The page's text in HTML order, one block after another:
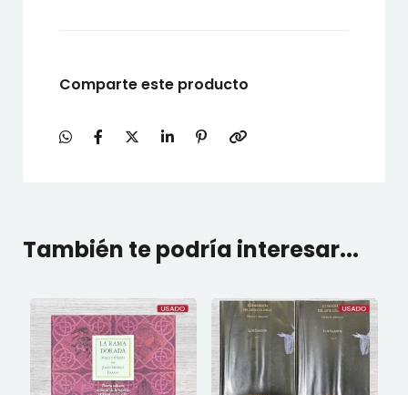
Comparte este producto
También te podría interesar...